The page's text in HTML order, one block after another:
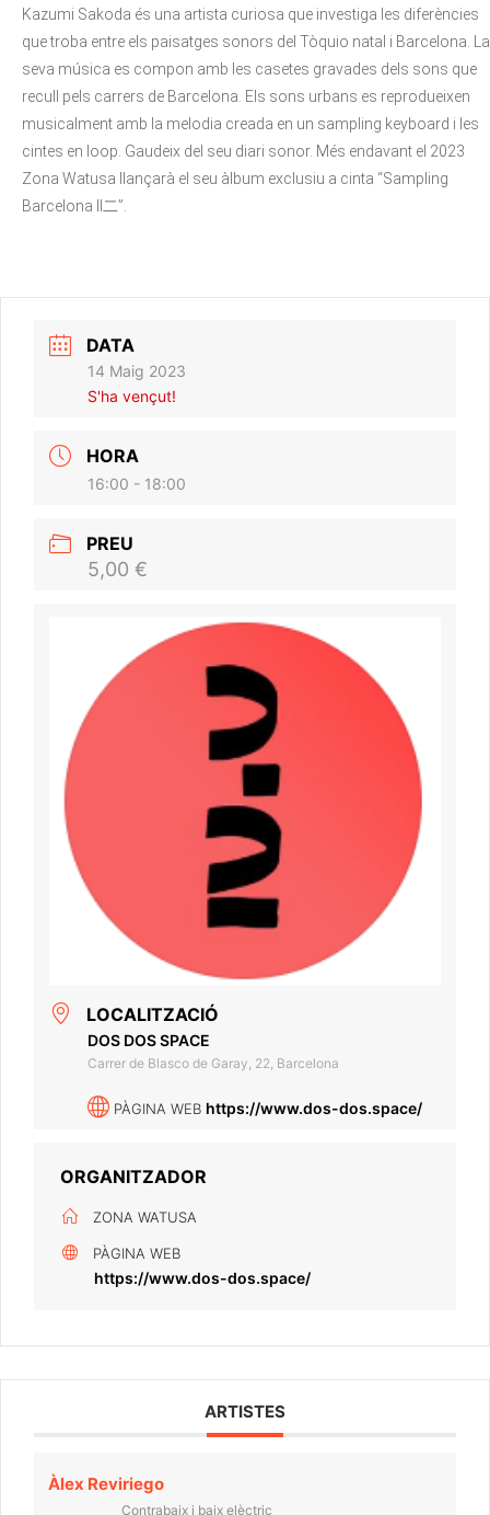
Kazumi Sakoda és una artista curiosa que investiga les diferències
que troba entre els paisatges sonors del Tòquio natal i Barcelona. La
seva música es compon amb les casetes gravades dels sons que
recull pels carrers de Barcelona. Els sons urbans es reprodueixen
musicalment amb la melodia creada en un sampling keyboard i les
cintes en loop. Gaudeix del seu diari sonor. Més endavant el 2023
Zona Watusa llançarà el seu àlbum exclusiu a cinta “Sampling
Barcelona Ⅱ二”.
DATA
14 Maig 2023
S'ha vençut!
HORA
16:00 - 18:00
PREU
5,00 €
LOCALITZACIÓ
DOS DOS SPACE
Carrer de Blasco de Garay, 22, Barcelona
PÀGINA WEB https://www.dos-dos.space/
ORGANITZADOR
ZONA WATUSA
PÀGINA WEB
https://www.dos-dos.space/
ARTISTES
Àlex Reviriego
Contrabaix i baix elèctric